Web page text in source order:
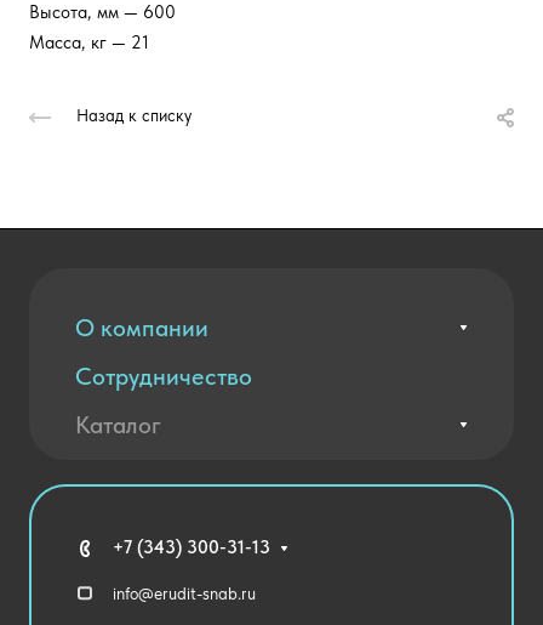
Высота, мм — 600
Масса, кг — 21
Назад к списку
О компании
Вакансии
Контакты
Благодарственные письма
Сотрудничество
Оплата и доставка
Каталог
Технические средства обучения
Спортивный зал
+7 (343) 300-31-13
info@erudit-snab.ru